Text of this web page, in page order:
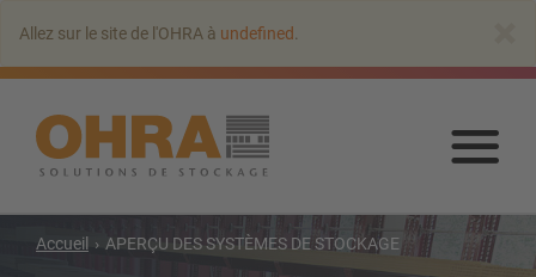
contenu
Allez sur le site de l'OHRA à undefined
Accueil APERÇU DES SYSTÈMES DE STOCKAGE